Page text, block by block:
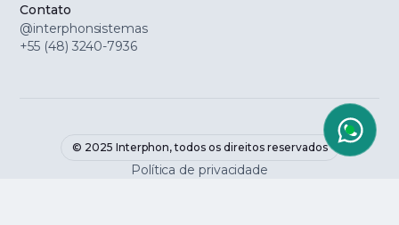
Contato
@interphonsistemas
+55 (48) 3240-7936
© 2025 Interphon, todos os direitos reservados
Política de privacidade